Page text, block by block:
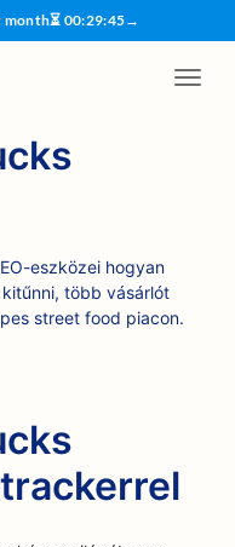
month⏳ 00:29:45→
eszközei hogyan
több vásárlót
street food piacon.